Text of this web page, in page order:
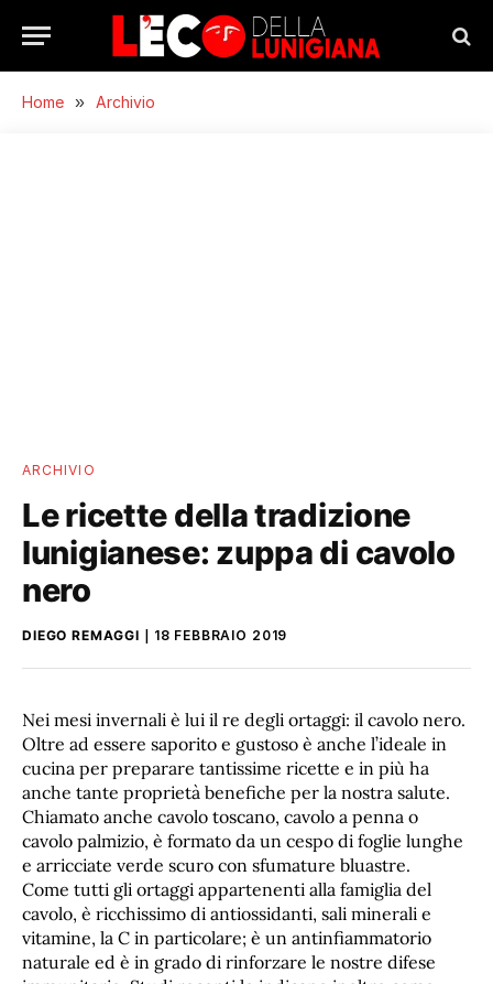
Home » Archivio
ARCHIVIO
Le ricette della tradizione
lunigianese: zuppa di cavolo
nero
DIEGO REMAGGI 18 FEBBRAIO 2019
Nei mesi invernali è lui il re degli ortaggi: il cavolo nero.
Oltre ad essere saporito e gustoso è anche l’ideale in
cucina per preparare tantissime ricette e in più ha
anche tante proprietà benefiche per la nostra salute.
Chiamato anche cavolo toscano, cavolo a penna o
cavolo palmizio, è formato da un cespo di foglie lunghe
e arricciate verde scuro con sfumature bluastre.
Come tutti gli ortaggi appartenenti alla famiglia del
cavolo, è ricchissimo di antiossidanti, sali minerali e
vitamine, la C in particolare; è un antinfiammatorio
naturale ed è in grado di rinforzare le nostre difese